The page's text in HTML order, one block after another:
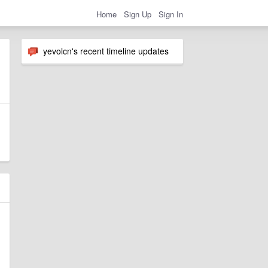
Home Sign Up Sign In
yevolcn's recent timeline updates